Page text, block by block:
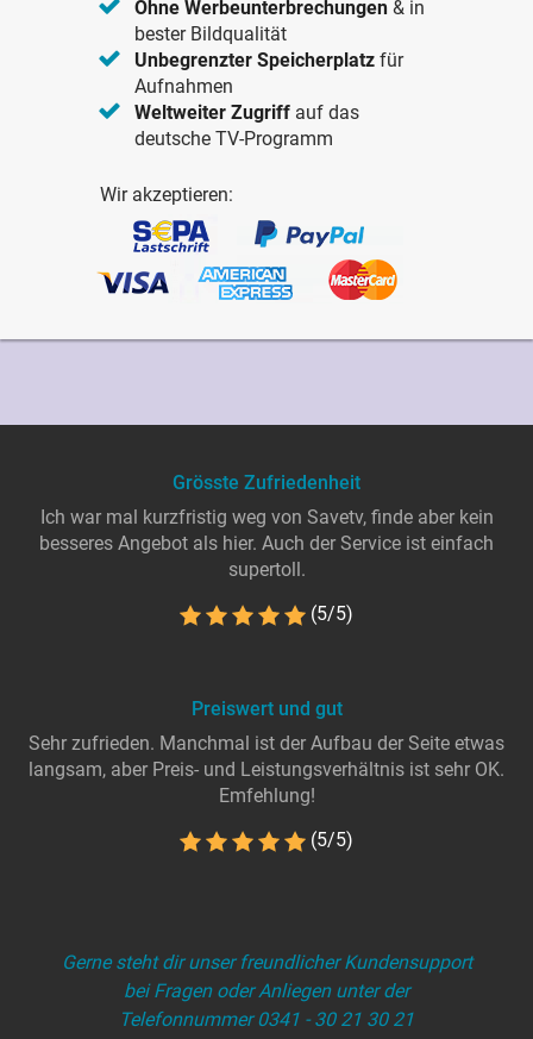
Ohne Werbeunterbrechungen & in
bester Bildqualität
Unbegrenzter Speicherplatz für
Aufnahmen
Weltweiter Zugriff auf das
deutsche TV-Programm
Wir akzeptieren:
Grösste Zufriedenheit
Ich war mal kurzfristig weg von Savetv, finde aber kein
besseres Angebot als hier. Auch der Service ist einfach
supertoll.
(5/5)
Preiswert und gut
Sehr zufrieden. Manchmal ist der Aufbau der Seite etwas
langsam, aber Preis- und Leistungsverhältnis ist sehr OK.
Emfehlung!
(5/5)
Gerne steht dir unser freundlicher Kundensupport
bei Fragen oder Anliegen unter der
Telefonnummer 0341 - 30 21 30 21